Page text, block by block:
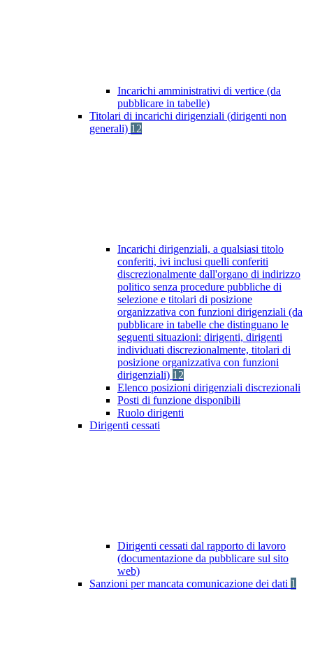
Incarichi amministrativi di vertice (da
pubblicare in tabelle)
Titolari di incarichi dirigenziali (dirigenti non
generali) 12
Incarichi dirigenziali, a qualsiasi titolo
conferiti, ivi inclusi quelli conferiti
discrezionalmente dall'organo di indirizzo
politico senza procedure pubbliche di
selezione e titolari di posizione
organizzativa con funzioni dirigenziali (da
pubblicare in tabelle che distinguano le
seguenti situazioni: dirigenti, dirigenti
individuati discrezionalmente, titolari di
posizione organizzativa con funzioni
dirigenziali) 12
Elenco posizioni dirigenziali discrezionali
Posti di funzione disponibili
Ruolo dirigenti
Dirigenti cessati
Dirigenti cessati dal rapporto di lavoro
(documentazione da pubblicare sul sito
web)
Sanzioni per mancata comunicazione dei dati 1